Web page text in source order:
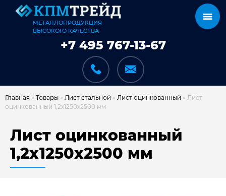
МЕТАЛЛОПРОДУКЦИЯ
ВЫСОКОГО КАЧЕСТВА
+7 495 767-13-67
КАТАЛОГ
Главная » Товары » Лист стальной » Лист оцинкованный » Лист
оцинкованный 1,2х1250х2500 мм
Лист оцинкованный
1,2х1250х2500 мм